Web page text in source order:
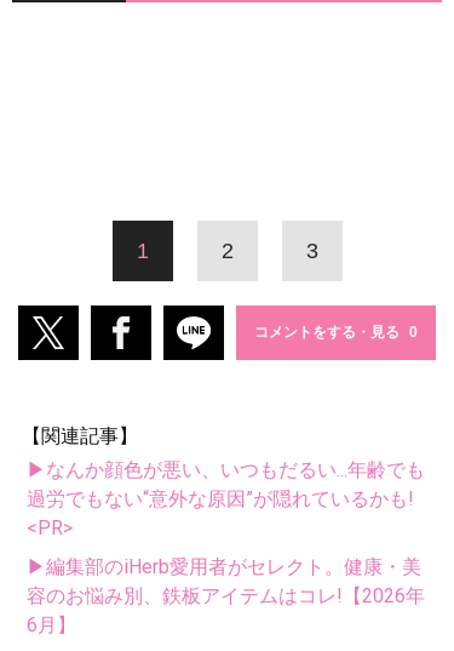
1 2 3
コメントをする・見る
【関連記事】
▶なんか顔色が悪い、いつもだるい...年齢でも
過労でもない“意外な原因”が隠れているかも!
<PR>
▶編集部のiHerb愛用者がセレクト。健康・美
容のお悩み別、鉄板アイテムはコレ!【2026年
6月】